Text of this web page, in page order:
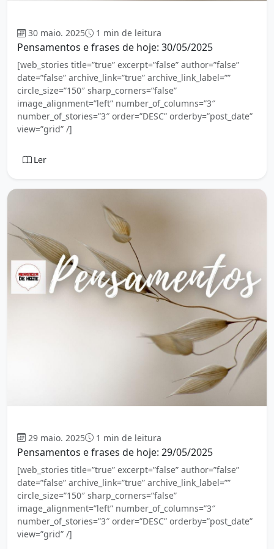
30 maio. 2025 1 min de leitura
Pensamentos e frases de hoje: 30/05/2025
[web_stories title=”true” excerpt=”false” author=”false”
date=”false” archive_link=”true” archive_link_label=””
circle_size=”150″ sharp_corners=”false”
image_alignment=”left” number_of_columns=”3″
number_of_stories=”3″ order=”DESC” orderby=”post_date”
view=”grid” /]
Ler
29 maio. 2025 1 min de leitura
Pensamentos e frases de hoje: 29/05/2025
[web_stories title=”true” excerpt=”false” author=”false”
date=”false” archive_link=”true” archive_link_label=””
circle_size=”150″ sharp_corners=”false”
image_alignment=”left” number_of_columns=”3″
number_of_stories=”3″ order=”DESC” orderby=”post_date”
view=”grid” /]